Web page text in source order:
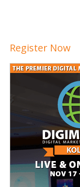
Register Now